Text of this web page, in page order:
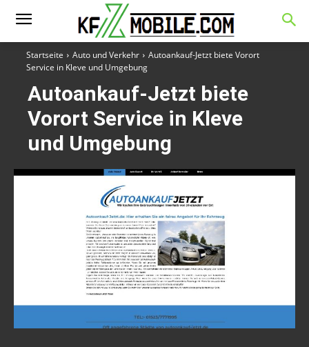
Startseite Auto und Verkehr
Autoankauf-Jetzt biete Vorort
Service in Kleve und Umgebung
Autoankauf-Jetzt biete
Vorort Service in Kleve
und Umgebung